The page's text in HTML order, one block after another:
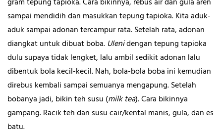
sampai mendidih dan masukkan tepung tapioka. Kita aduk-
aduk sampai adonan tercampur rata. Setelah rata, adonan
diangkat untuk dibuat boba. Ulenidengan tepung tapioka
dulu supaya tidak lengket, lalu ambil sedikit adonan lalu
dibentuk bola kecil-kecil. Nah, bola-bola boba ini kemudian
direbus kembali sampai semuanya mengapung. Setelah
bobanya jadi, bikin teh susu (milk tea). Cara bikinnya
gampang. Racik teh dan susu cair/kental manis, gula, dan es
batu.